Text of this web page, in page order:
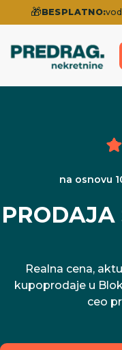
🎁BESPLATNO:
na osnovu
Realna cena,
kupoprodaje u
ceo